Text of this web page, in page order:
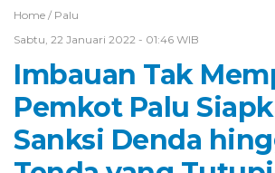
Home / Palu
Sabtu, 22 Januari 2022 - 01:46 WIB
Imbauan Tak
Pemkot Palu
Sanksi Denda